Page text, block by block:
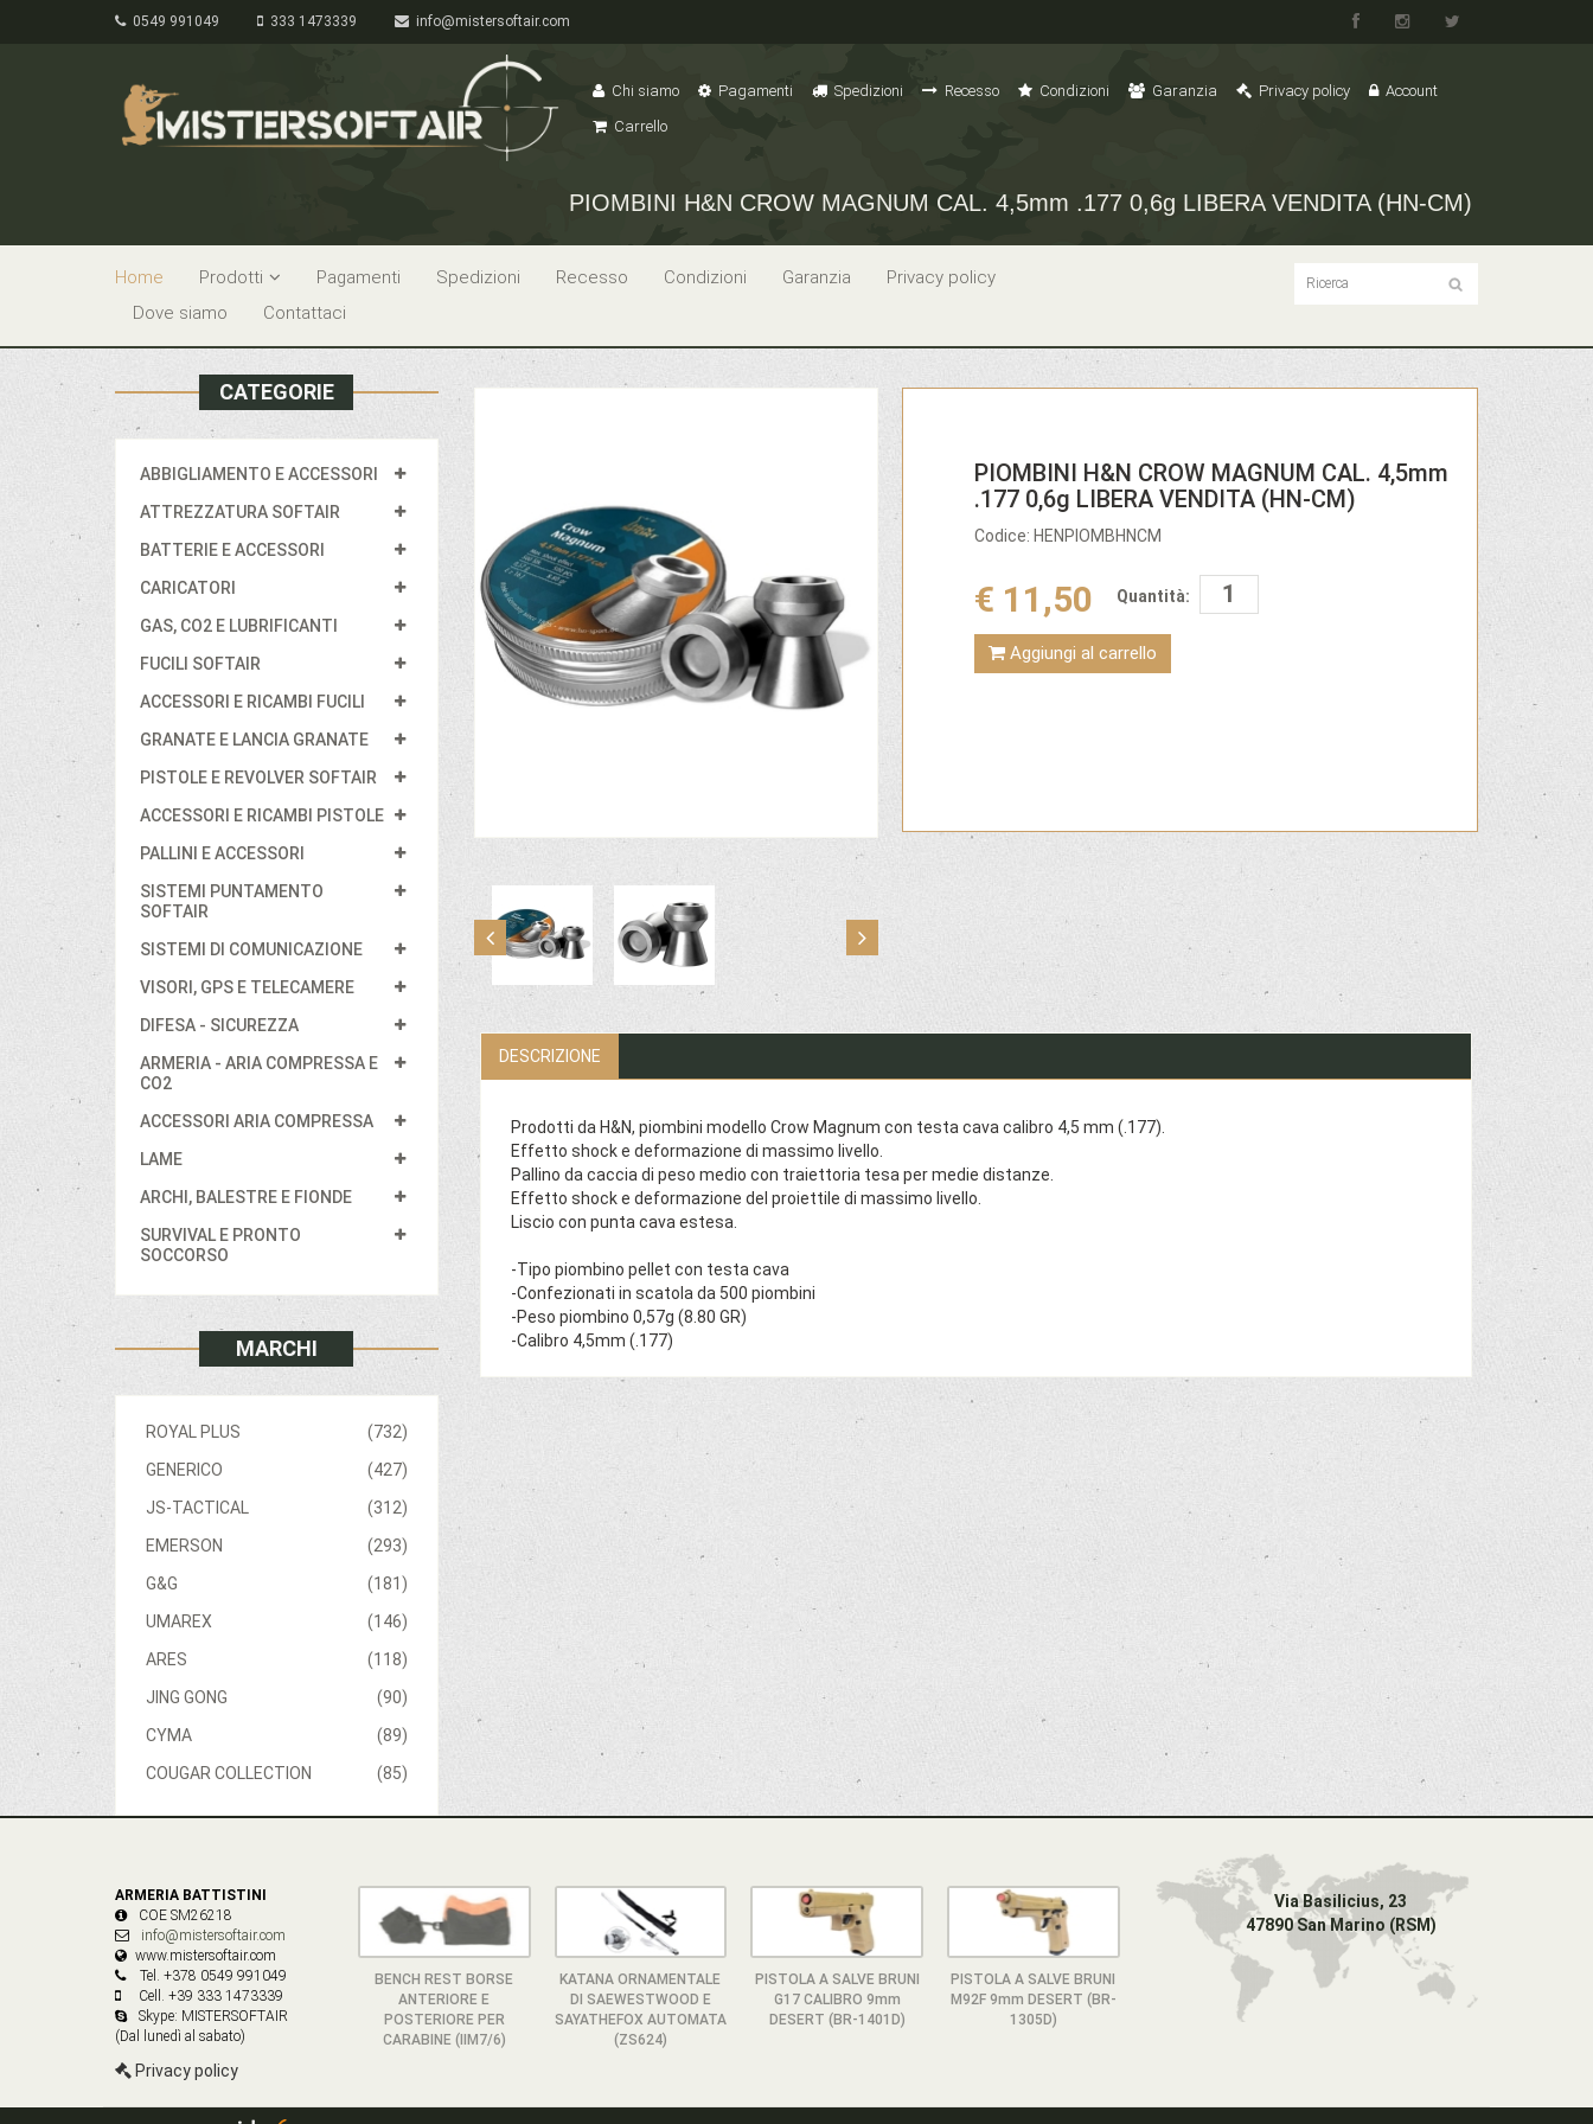
0549 991049 333 1473339 info@mistersoftair.com
Chi siamo Pagamenti Spedizioni Recesso Condizioni Garanzia Privacy policy
Account
Carrello
PIOMBINI H&N CROW MAGNUM CAL. 4,5mm .177 0,6g LIBERA VENDITA (HN-CM)
Home Prodotti Pagamenti Spedizioni Recesso Condizioni Garanzia
Privacy policy
Dove siamo
Contattaci
CATEGORIE
ABBIGLIAMENTO E ACCESSORI
ATTREZZATURA SOFTAIR
BATTERIE E ACCESSORI
CARICATORI
GAS, CO2 E LUBRIFICANTI
FUCILI SOFTAIR
ACCESSORI E RICAMBI FUCILI
GRANATE E LANCIA GRANATE
PISTOLE E REVOLVER SOFTAIR
ACCESSORI E RICAMBI PISTOLE
PALLINI E ACCESSORI
SISTEMI PUNTAMENTO
SOFTAIR
SISTEMI DI COMUNICAZIONE
VISORI, GPS E TELECAMERE
DIFESA - SICUREZZA
ARMERIA - ARIA COMPRESSA E
CO2
ACCESSORI ARIA COMPRESSA
LAME
ARCHI, BALESTRE E FIONDE
SURVIVAL E PRONTO
SOCCORSO
MARCHI
(732)
ROYAL PLUS
(427)
GENERICO
(312)
JS-TACTICAL
(293)
EMERSON
(181)
G&G
(146)
UMAREX
(118)
ARES
(90)
JING GONG
(89)
CYMA
(85)
COUGAR COLLECTION
PIOMBINI H&N CROW MAGNUM CAL. 4,5mm
.177 0,6g LIBERA VENDITA (HN-CM)
Codice: HENPIOMBHNCM
€ 11,50 Quantità:
Aggiungi al carrello
DESCRIZIONE
Prodotti da H&N, piombini modello Crow Magnum con testa cava calibro 4,5 mm (.177).
Effetto shock e deformazione di massimo livello.
Pallino da caccia di peso medio con traiettoria tesa per medie distanze.
Effetto shock e deformazione del proiettile di massimo livello.
Liscio con punta cava estesa.
-Tipo piombino pellet con testa cava
-Confezionati in scatola da 500 piombini
-Peso piombino 0,57g (8.80 GR)
-Calibro 4,5mm (.177)
ARMERIA BATTISTINI
COE SM26218
info@mistersoftair.com
www.mistersoftair.com
Tel. +378 0549 991049
Cell. +39 333 1473339
Skype: MISTERSOFTAIR
(Dal lunedì al sabato)
Privacy policy
BENCH REST BORSE
ANTERIORE E
POSTERIORE PER
CARABINE (IIM7/6)
KATANA ORNAMENTALE
DI SAEWESTWOOD E
SAYATHEFOX AUTOMATA
(ZS624)
PISTOLA A SALVE BRUNI
G17 CALIBRO 9mm
DESERT (BR-1401D)
PISTOLA A SALVE BRUNI
M92F 9mm DESERT (BR-
1305D)
Via Basilicius, 23
47890 San Marino (RSM)